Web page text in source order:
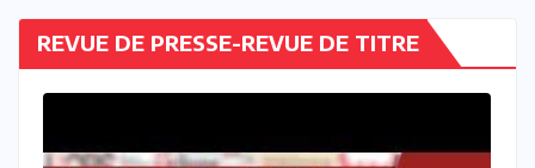
REVUE DE PRESSE-REVUE DE TITRE